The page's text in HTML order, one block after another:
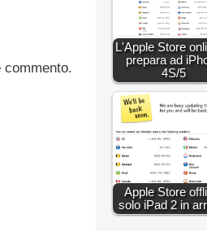
L'Apple Store
prepara ad
4S/5
Apple Store
solo iPad 2 in